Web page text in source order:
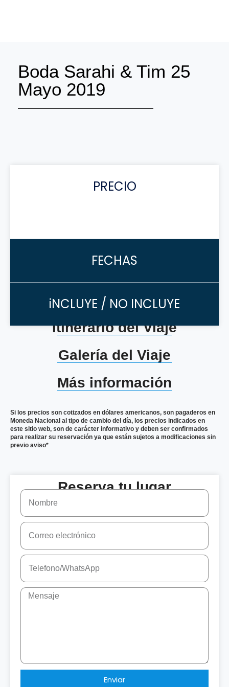
Boda Sarahi & Tim 25
Mayo 2019
PRECIO
FECHAS
iNCLUYE / NO INCLUYE
Itinerario del Viaje
Galería del Viaje
Más información
Si los precios son cotizados en dólares americanos, son pagaderos en
Moneda Nacional al tipo de cambio del día, los precios indicados en
este sitio web, son de carácter informativo y deben ser confirmados
para realizar su reservación ya que están sujetos a modificaciones sin
previo aviso*
Reserva tu lugar
Enviar